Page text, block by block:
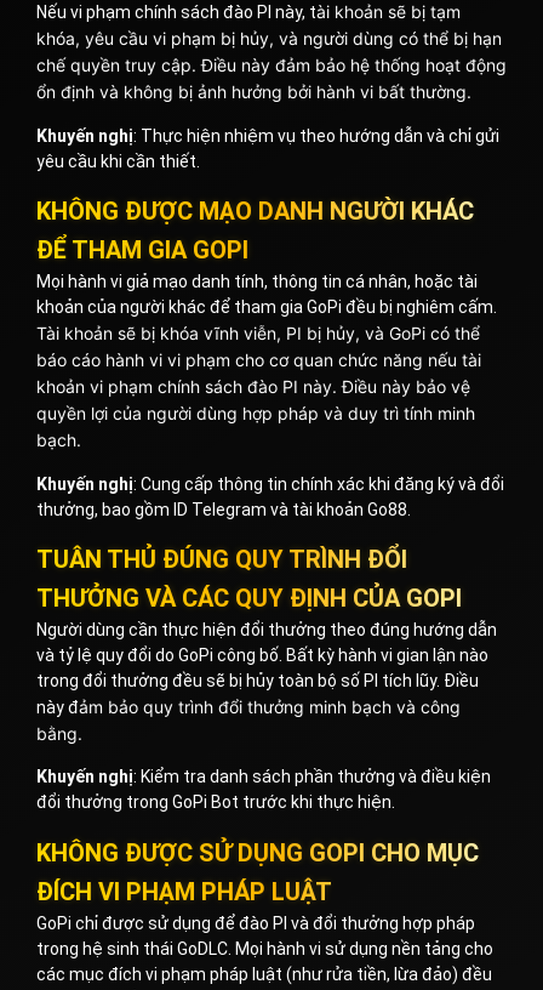
Nếu vi phạm chính sách đào PI này, tài khoản sẽ bị tạm
khóa, yêu cầu vi phạm bị hủy, và người dùng có thể bị hạn
chế quyền truy cập. Điều này đảm bảo hệ thống hoạt động
ổn định và không bị ảnh hưởng bởi hành vi bất thường.
Khuyến nghị: Thực hiện nhiệm vụ theo hướng dẫn và chỉ gửi
yêu cầu khi cần thiết.
KHÔNG ĐƯỢC MẠO DANH NGƯỜI KHÁC
ĐỂ THAM GIA GOPI
Mọi hành vi giả mạo danh tính, thông tin cá nhân, hoặc tài
khoản của người khác để tham gia GoPi đều bị nghiêm cấm.
Tài khoản sẽ bị khóa vĩnh viễn, PI bị hủy, và GoPi có thể
báo cáo hành vi vi phạm cho cơ quan chức năng nếu tài
khoản vi phạm chính sách đào PI này. Điều này bảo vệ
quyền lợi của người dùng hợp pháp và duy trì tính minh
bạch.
Khuyến nghị: Cung cấp thông tin chính xác khi đăng ký và đổi
thưởng, bao gồm ID Telegram và tài khoản Go88.
TUÂN THỦ ĐÚNG QUY TRÌNH ĐỔI
THƯỞNG VÀ CÁC QUY ĐỊNH CỦA GOPI
Người dùng cần thực hiện đổi thưởng theo đúng hướng dẫn
và tỷ lệ quy đổi do GoPi công bố. Bất kỳ hành vi gian lận nào
trong đổi thưởng đều sẽ bị hủy toàn bộ số PI tích lũy. Điều
này đảm bảo quy trình đổi thưởng minh bạch và công
bằng.
Khuyến nghị: Kiểm tra danh sách phần thưởng và điều kiện
đổi thưởng trong GoPi Bot trước khi thực hiện.
KHÔNG ĐƯỢC SỬ DỤNG GOPI CHO MỤC
ĐÍCH VI PHẠM PHÁP LUẬT
GoPi chỉ được sử dụng để đào PI và đổi thưởng hợp pháp
trong hệ sinh thái GoDLC. Mọi hành vi sử dụng nền tảng cho
các mục đích vi phạm pháp luật (như rửa tiền, lừa đảo) đều